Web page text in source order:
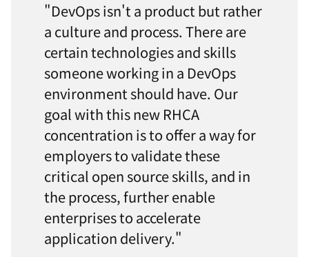
"DevOps isn't a product but rather
a culture and process. There are
certain technologies and skills
someone working in a DevOps
environment should have. Our
goal with this new RHCA
concentration is to offer a way for
employers to validate these
critical open source skills, and in
the process, further enable
enterprises to accelerate
application delivery."